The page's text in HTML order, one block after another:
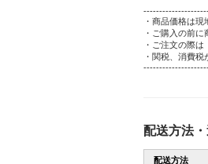
・商品価格は
・ご購入の前
・ご注文の際
・関税、消費
配送方法
配送方法